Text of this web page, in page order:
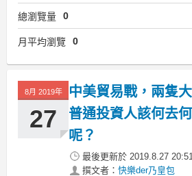
總瀏覽量 0
月平均瀏覽 0
8月 2019年
27
中美貿易戰，兩隻
普通投資人該何去
呢？
最後更新於 2019.8.27
撰文者： 快樂der乃皇包